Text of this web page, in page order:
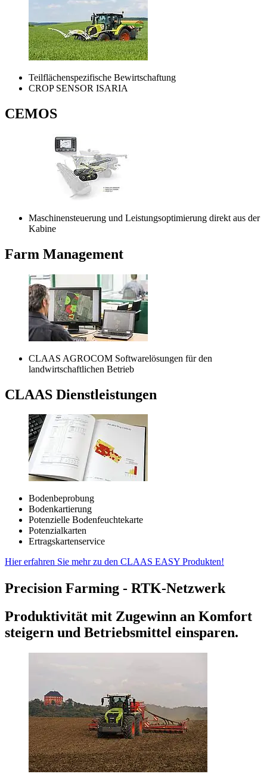
Teilflächenspezifische Bewirtschaftung
CROP SENSOR ISARIA
CEMOS
Maschinensteuerung und Leistungsoptimierung direkt aus der
Kabine
Farm Management
CLAAS AGROCOM Softwarelösungen für den
landwirtschaftlichen Betrieb
CLAAS Dienstleistungen
Bodenbeprobung
Bodenkartierung
Potenzielle Bodenfeuchtekarte
Potenzialkarten
Ertragskartenservice
Hier erfahren Sie mehr zu den CLAAS EASY Produkten!
Precision Farming - RTK-Netzwerk
Produktivität mit Zugewinn an Komfort
steigern und Betriebsmittel einsparen.